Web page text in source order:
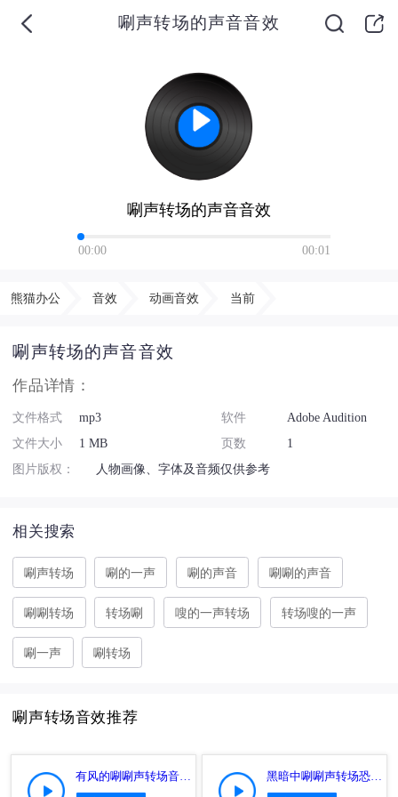
唰声转场的声音音效
唰声转场的声音音效
00:00 00:01
熊猫办公 音效 动画音效 当前
唰声转场的声音音效
作品详情：
文件格式 mp3 软件
Adobe Audition
文件大小
1 MB 页数
1
图片版权：
人物画像、字体及音频仅供参考
相关搜索
唰声转场 唰的一声 唰的声音 唰唰的声音
唰唰转场 转场唰 嗖的一声转场 转场嗖的一声
唰一声 唰转场
唰声转场音效推荐
有风的唰唰声转场音效特效音 黑暗中唰唰声转场恐怖音效